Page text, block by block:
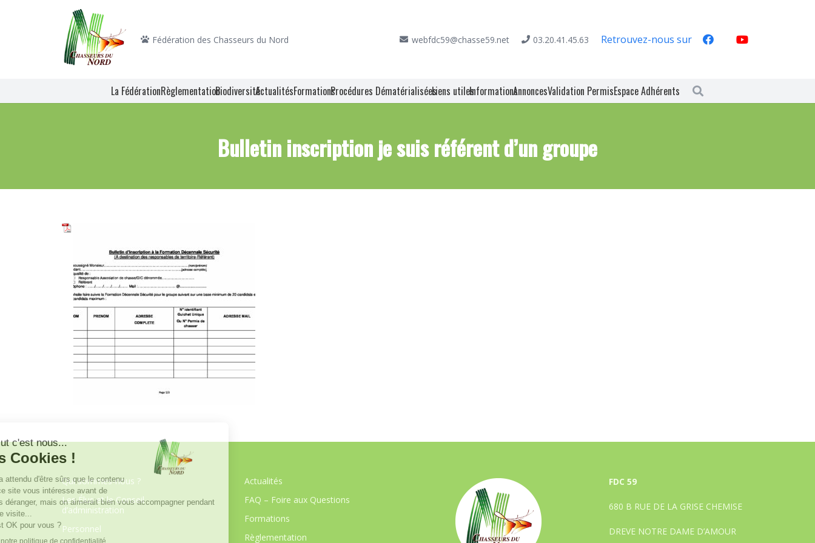
Fédération des Chasseurs du Nord webfdc59@chasse59.net 03.20.41.45.63 Retrouvez-nous sur
La FédérationRèglementationBiodiversitéActualitésFormationsProcédures DématérialiséesLiens utilesInformationsAnnoncesValidation PermisEspace Adhérents
Bulletin inscription je suis référent d’un groupe
Qui sommes-nous ?
Les Élus et le Conseil
d’administration
Personnel
Actualités
FAQ – Foire aux Questions
Formations
Règlementation
FDC 59
680 B RUE DE LA GRISE CHEMISE
DREVE NOTRE DAME D’AMOUR